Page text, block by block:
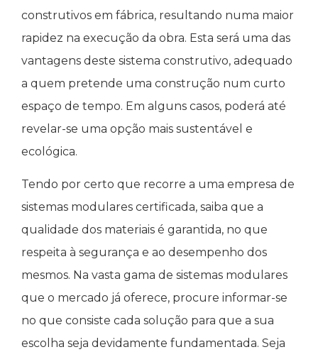
construtivos em fábrica, resultando numa maior
rapidez na execução da obra. Esta será uma das
vantagens deste sistema construtivo, adequado
a quem pretende uma construção num curto
espaço de tempo. Em alguns casos, poderá até
revelar-se uma opção mais sustentável e
ecológica.
Tendo por certo que recorre a uma empresa de
sistemas modulares certificada, saiba que a
qualidade dos materiais é garantida, no que
respeita à segurança e ao desempenho dos
mesmos. Na vasta gama de sistemas modulares
que o mercado já oferece, procure informar-se
no que consiste cada solução para que a sua
escolha seja devidamente fundamentada. Seja